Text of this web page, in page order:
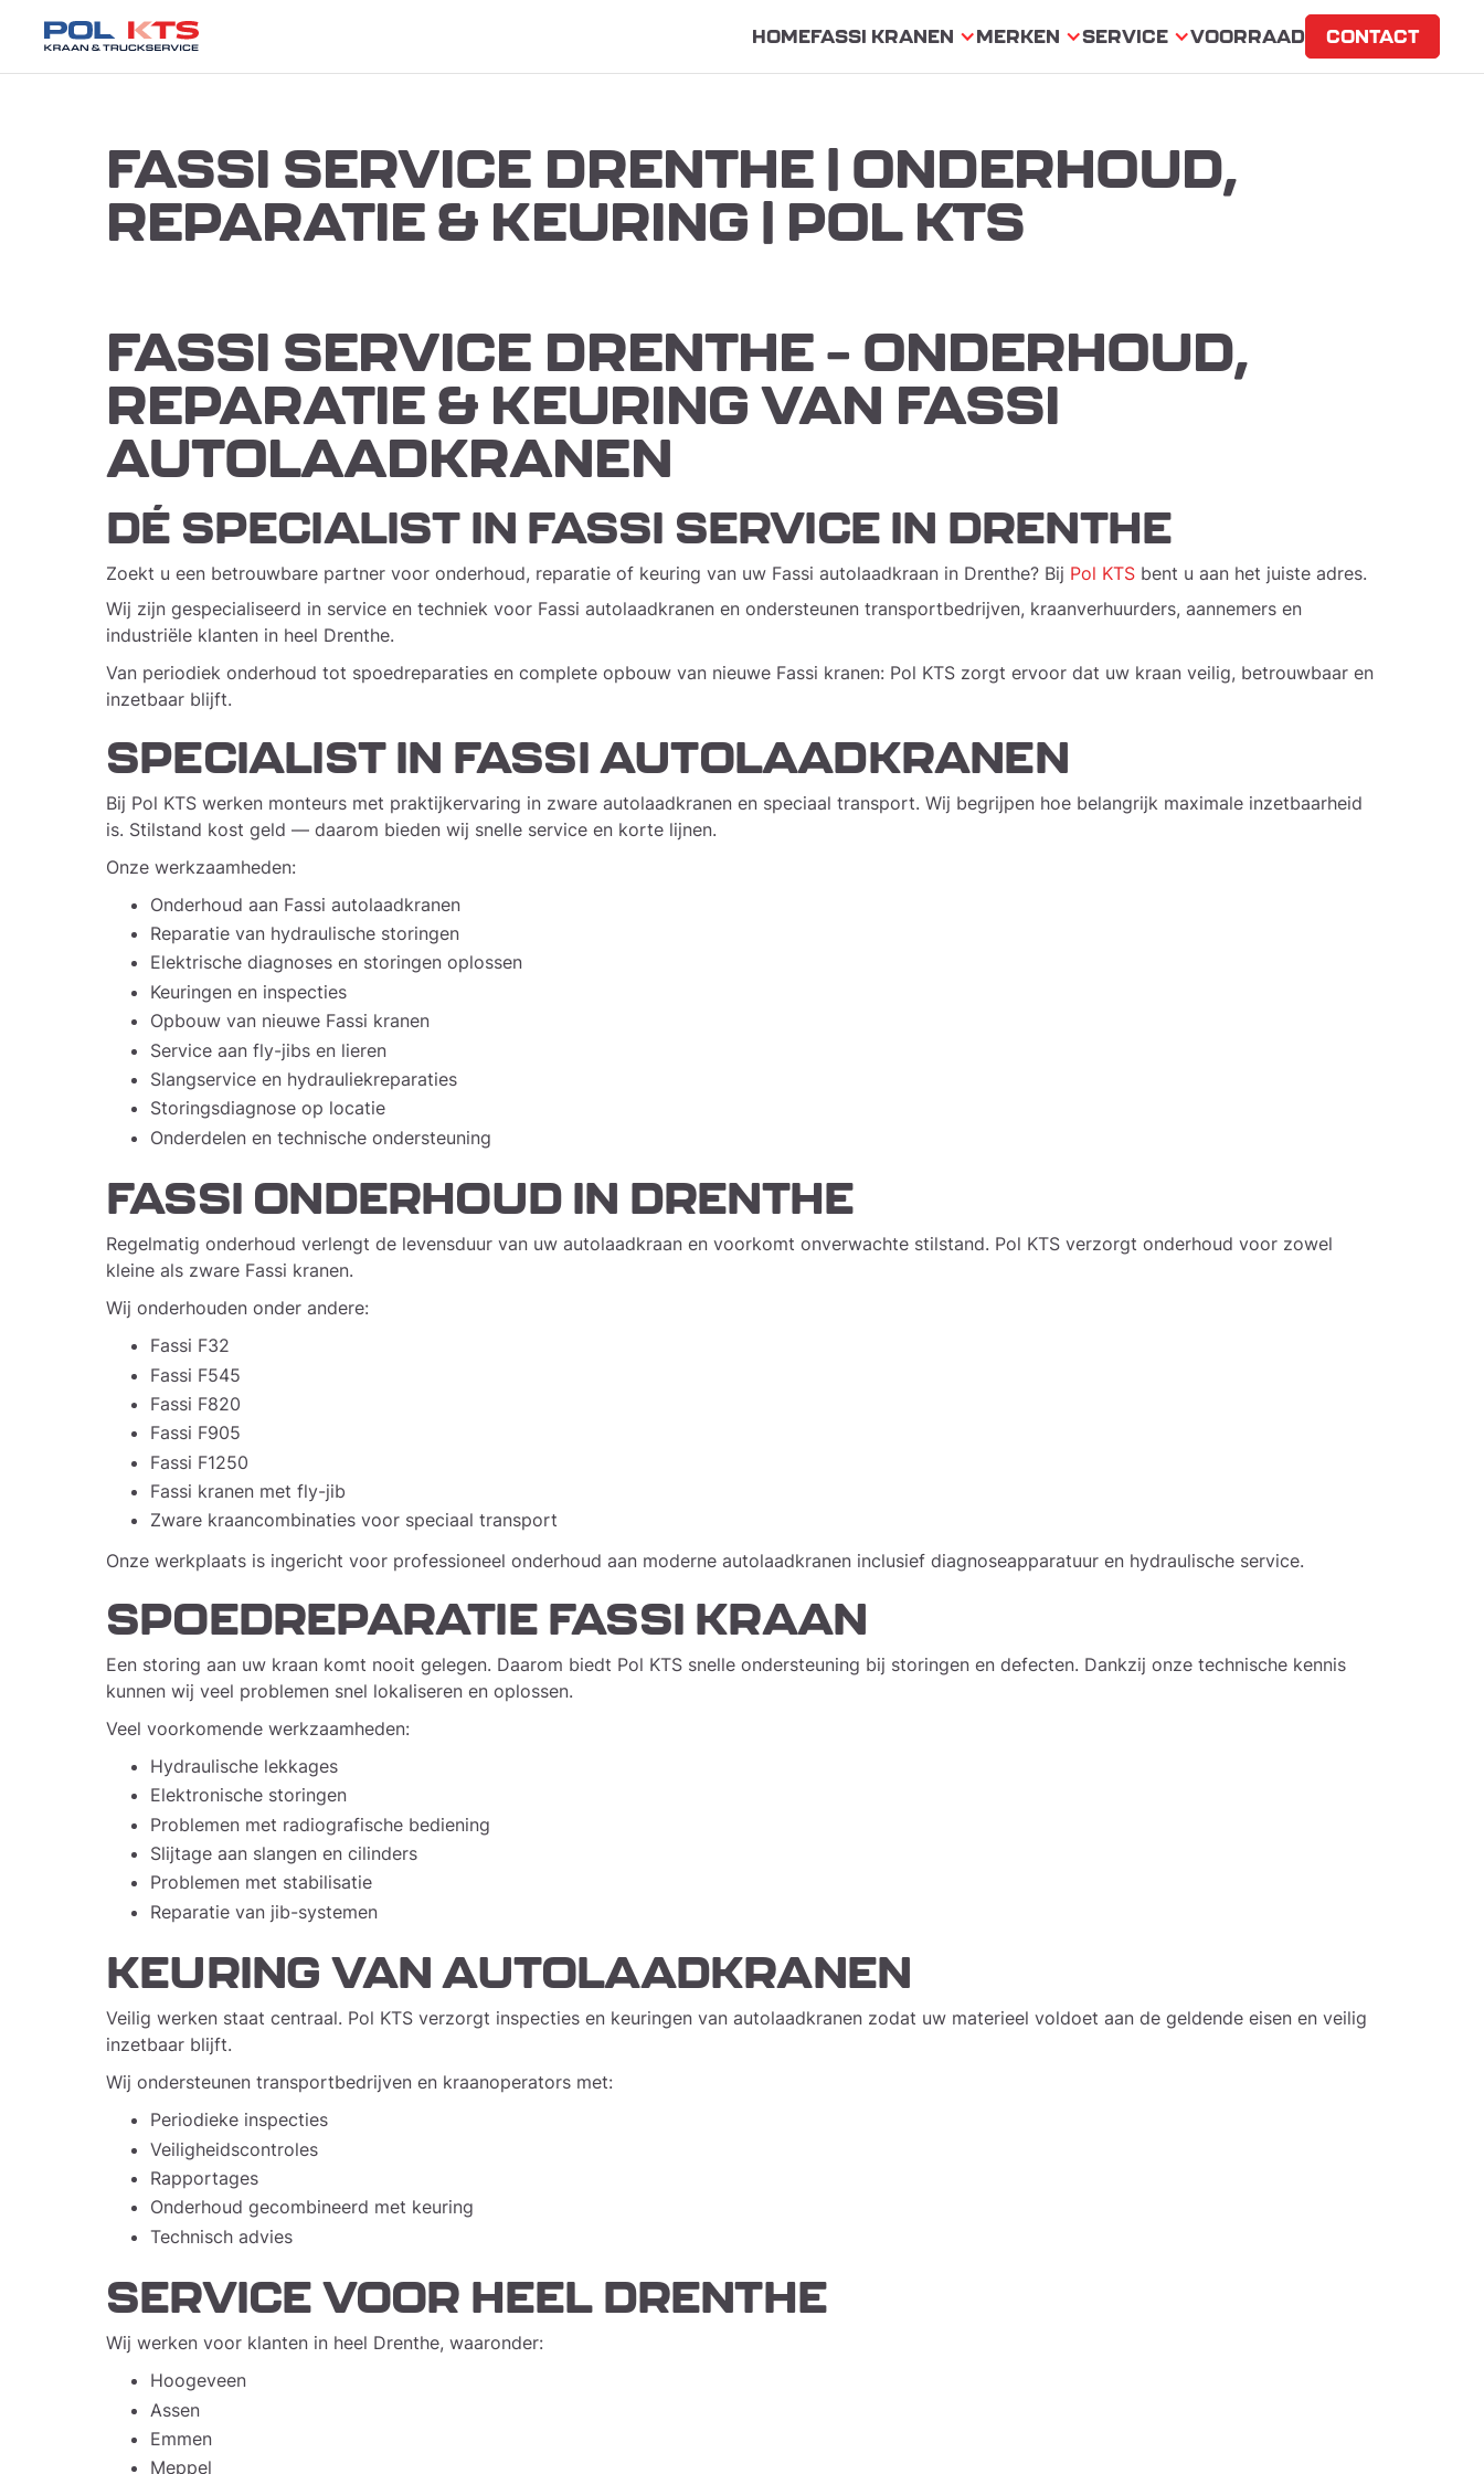
HOMEFASSI KRANEN MERKEN SERVICE VOORRAAD CONTACT
FASSI SERVICE DRENTHE | ONDERHOUD,
REPARATIE & KEURING | POL KTS
FASSI SERVICE DRENTHE – ONDERHOUD,
REPARATIE & KEURING VAN FASSI
AUTOLAADKRANEN
DÉ SPECIALIST IN FASSI SERVICE IN DRENTHE
Zoekt u een betrouwbare partner voor onderhoud, reparatie of keuring van uw Fassi autolaadkraan in Drenthe? Bij Pol KTS bent u aan het juiste adres.
Wij zijn gespecialiseerd in service en techniek voor Fassi autolaadkranen en ondersteunen transportbedrijven, kraanverhuurders, aannemers en
industriële klanten in heel Drenthe.
Van periodiek onderhoud tot spoedreparaties en complete opbouw van nieuwe Fassi kranen: Pol KTS zorgt ervoor dat uw kraan veilig, betrouwbaar en
inzetbaar blijft.
SPECIALIST IN FASSI AUTOLAADKRANEN
Bij Pol KTS werken monteurs met praktijkervaring in zware autolaadkranen en speciaal transport. Wij begrijpen hoe belangrijk maximale inzetbaarheid
is. Stilstand kost geld — daarom bieden wij snelle service en korte lijnen.
Onze werkzaamheden:
Onderhoud aan Fassi autolaadkranen
Reparatie van hydraulische storingen
Elektrische diagnoses en storingen oplossen
Keuringen en inspecties
Opbouw van nieuwe Fassi kranen
Service aan fly-jibs en lieren
Slangservice en hydrauliekreparaties
Storingsdiagnose op locatie
Onderdelen en technische ondersteuning
FASSI ONDERHOUD IN DRENTHE
Regelmatig onderhoud verlengt de levensduur van uw autolaadkraan en voorkomt onverwachte stilstand. Pol KTS verzorgt onderhoud voor zowel
kleine als zware Fassi kranen.
Wij onderhouden onder andere:
Fassi F32
Fassi F545
Fassi F820
Fassi F905
Fassi F1250
Fassi kranen met fly-jib
Zware kraancombinaties voor speciaal transport
Onze werkplaats is ingericht voor professioneel onderhoud aan moderne autolaadkranen inclusief diagnoseapparatuur en hydraulische service.
SPOEDREPARATIE FASSI KRAAN
Een storing aan uw kraan komt nooit gelegen. Daarom biedt Pol KTS snelle ondersteuning bij storingen en defecten. Dankzij onze technische kennis
kunnen wij veel problemen snel lokaliseren en oplossen.
Veel voorkomende werkzaamheden:
Hydraulische lekkages
Elektronische storingen
Problemen met radiografische bediening
Slijtage aan slangen en cilinders
Problemen met stabilisatie
Reparatie van jib-systemen
KEURING VAN AUTOLAADKRANEN
Veilig werken staat centraal. Pol KTS verzorgt inspecties en keuringen van autolaadkranen zodat uw materieel voldoet aan de geldende eisen en veilig
inzetbaar blijft.
Wij ondersteunen transportbedrijven en kraanoperators met:
Periodieke inspecties
Veiligheidscontroles
Rapportages
Onderhoud gecombineerd met keuring
Technisch advies
SERVICE VOOR HEEL DRENTHE
Wij werken voor klanten in heel Drenthe, waaronder:
Hoogeveen
Assen
Emmen
Meppel